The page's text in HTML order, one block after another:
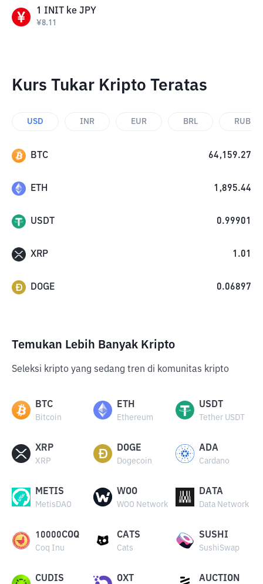
1 INIT ke JPY
¥8.11
Kurs Tukar Kripto Teratas
USD INR EUR BRL RUB
BTC 64,159.27
ETH 1,895.44
USDT 0.99901
XRP 1.01
DOGE 0.06897
Temukan Lebih Banyak Kripto
Seleksi kripto yang sedang tren di komunitas kripto
BTC
Bitcoin
ETH
Ethereum
USDT
Tether USDT
XRP
XRP
DOGE
Dogecoin
ADA
Cardano
METIS
MetisDAO
WOO
WOO Network
DATA
Data Network
10000COQ
Coq Inu
CATS
Cats
SUSHI
SushiSwap
CUDIS OXT AUCTION